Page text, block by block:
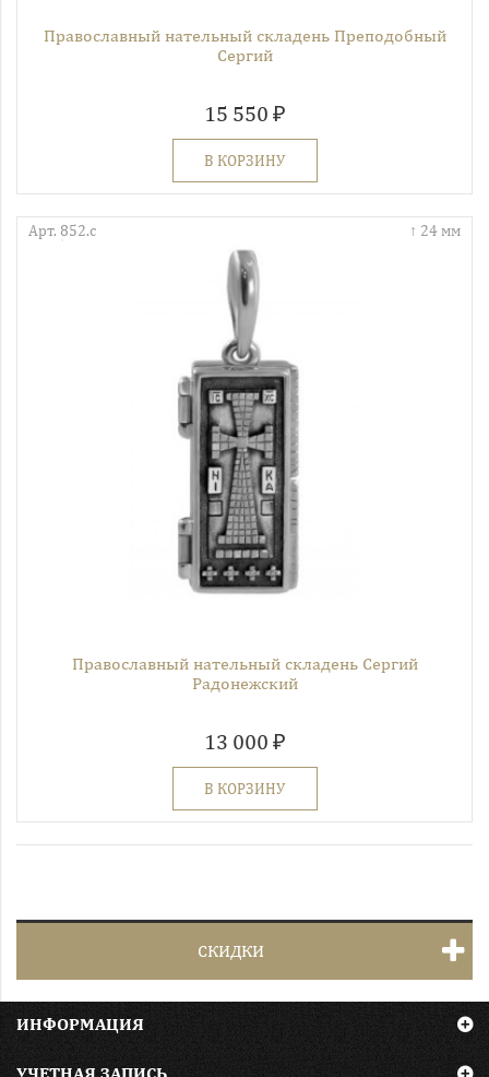
Православный нательный складень Преподобный
Сергий
15 550 ₽
В КОРЗИНУ
24 мм
Арт. 852.с
Православный нательный складень Сергий
Радонежский
13 000 ₽
В КОРЗИНУ
СКИДКИ
ИНФОРМАЦИЯ